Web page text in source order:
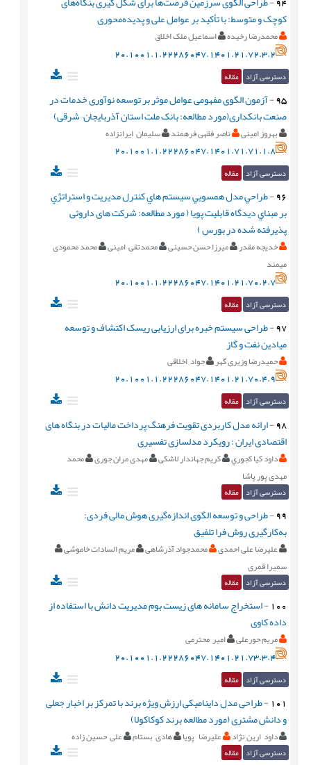
کوچک و متوسط: با تأکید بر عوامل علی و پدیده‌محوری
محمدرضا رخیده اسماعیل ملک اخلاق
20.1001.1.22286047.1401.21.72.3.2
دسترسی آزاد مقاله
95
-آزمون الگوی مفهومی عوامل موثر بر توسعه نوآوری خدمات در
صنعت بانکداری(مورد مطالعه: بانک ملت استان آذربایجان¬شرقی)
بهروز امینی ناصر فقهی فرهمند سلیمان ایرانزاده
20.1001.1.22286047.1401.71.71.1.8
دسترسی آزاد مقاله
96
-طراحي مدل همسويي سيستم هاي كنترل مديريت و استراتژي
بر مبناي ديدگاه قابليت پويا ( مورد مطالعه: شرکت های داروئی
پذیرفته شده در بورس )
خدیجه مقدر میرزا حسن حسینی محمدتقی امینی محمد محمودی
میمند
20.1001.1.22286047.1401.21.70.2.7
دسترسی آزاد مقاله
97
-طراحی سیستم خبره برای ارزیابی ریسک اکتشاف و ‏توسعه
میادین نفت و گاز
حمیدرضا وزیری گهر جواد اخلاقی
20.1001.1.22286047.1401.21.70.4.9
دسترسی آزاد مقاله
98
-ارائه مدل کاربردی تقویت فرهنگ پرداخت مالیات در بنگاه های
اقتصادی ایران : رویکرد مدلسازی تفسیری
داود كيا كجوري کریم جهاندار لاشکی مهدی مران جوری
محمد
مهدی پور پاشا
دسترسی آزاد مقاله
99
-طراحی و توسعه الگوی اندازه‌گیری هوش مالی فردی:
به‌کارگیری روش فرا تلفیق
علیرضا علی احمدی محمدجواد آذرشاهی
مریم السادات خاموشی
سمیرا قمری
دسترسی آزاد مقاله
100
-استخراج سامانه های زیست بوم مدیریت دانش با استفاده از
داده کاوی
مریم حورعلی امیر محترمی
20.1001.1.22286047.1401.21.73.3.4
دسترسی آزاد مقاله
101
-طراحی مدل داینامیکی ارزش ویژه برند با تمرکز بر اخبار جعلی
و دانش مشتری (مورد مطالعه برند کوکاکولا)
داود ارین نژاد علیرضا پویا هادی بستام علی حسین زاده
دسترسی آزاد مقاله